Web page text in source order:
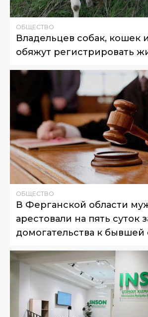
ОБЩЕСТВО
Владельцев собак, кошек
обяжут регистрировать
ОБЩЕСТВО
В Ферганской области
арестовали на пять суток
домогательства к бывшей